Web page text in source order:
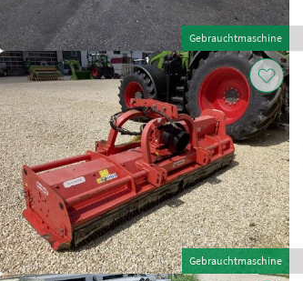
Gebrauchtmaschine
Gebrauchtmaschine